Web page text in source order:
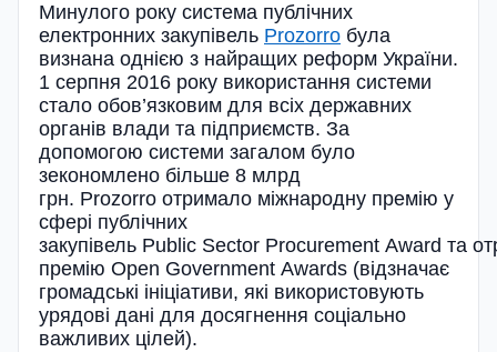
Минулого року система публічних
електронних закупівель Prozorro була
визнана однією з найращих реформ України.
1 серпня 2016 року використання системи
стало обов’язковим для всіх державних
органів влади та підприємств. За
допомогою системи загалом було
зекономлено більше 8 млрд
грн. Prozorro отримало міжнародну премію у
сфері публічних
закупівель Public Sector Procurement Award та
премію Open Government Awards (відзначає
громадські ініціативи, які використовують
урядові дані для досягнення соціально
важливих цілей).